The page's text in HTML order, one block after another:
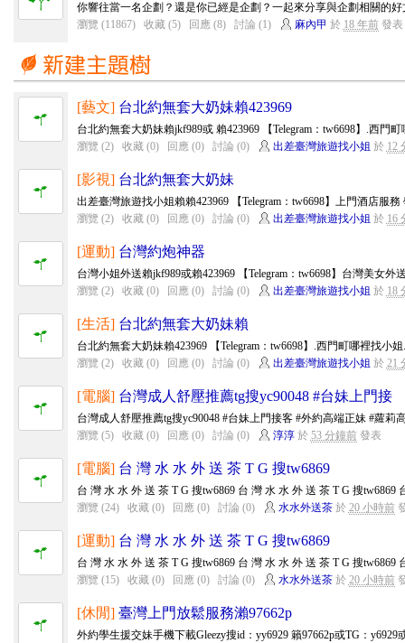
你響往當一名企劃？還是你已經是企劃？一起來分享與企劃相關的好
瀏覽 (11867)
收藏 (5) 回應 (8) 討論 (1) 麻內甲 於 18 年前發表
[藝文] 台北約無套大奶妹賴423969
台北約無套大奶妹賴jkf989或 賴423969 【Telegram：tw6698】.西門
瀏覽 (2)
收藏 (0) 回應 (0) 討論 (0) 出差臺灣旅遊找小姐 於 12
[影視] 台北約無套大奶妹
出差臺灣旅遊找小姐賴賴423969 【Telegram：tw6698】上門酒店服
瀏覽 (2)
收藏 (0) 回應 (0) 討論 (0) 出差臺灣旅遊找小姐 於 16
[運動] 台灣約炮神器
台灣小姐外送賴jkf989或賴423969 【Telegram：tw6698】台灣美女
瀏覽 (2)
收藏 (0) 回應 (0) 討論 (0) 出差臺灣旅遊找小姐 於 18
[生活] 台北約無套大奶妹賴
台北約無套大奶妹賴423969 【Telegram：tw6698】.西門町哪裡找小
瀏覽 (2)
收藏 (0) 回應 (0) 討論 (0) 出差臺灣旅遊找小姐 於 21
[電腦] 台灣成人舒壓推薦tg搜yc90048 #台妹上門接
台灣成人舒壓推薦tg搜yc90048 #台妹上門接客 #外約高端正妹 #蘿莉
瀏覽 (5)
收藏 (0) 回應 (0) 討論 (0) 淳淳於 53 分鐘前發表
[電腦] 台 灣 水 水 外 送 茶 T G 搜tw6869
台 灣 水 水 外 送 茶 T G 搜tw6869 台 灣 水 水 外 送 茶 T G 搜tw6869
瀏覽 (24)
收藏 (0) 回應 (0) 討論 (0) 水水外送茶於 20 小時前
[運動] 台 灣 水 水 外 送 茶 T G 搜tw6869
台 灣 水 水 外 送 茶 T G 搜tw6869 台 灣 水 水 外 送 茶 T G 搜tw6869
瀏覽 (15)
收藏 (0) 回應 (0) 討論 (0) 水水外送茶於 20 小時前
[休閒] 臺灣上門放鬆服務瀨97662p
外約學生援交妹手機下載Gleezy搜id：yy6929 籟97662p或TG：y6929